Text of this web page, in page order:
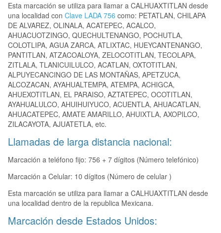
Esta marcación se utiliza para llamar a CALHUAXTITLAN desde
una localidad con Clave LADA 756 como: PETATLAN, CHILAPA
DE ALVAREZ, OLINALA, ACATEPEC, ACALCO,
AHUACUOTZINGO, QUECHULTENANGO, POCHUTLA,
COLOTLIPA, AGUA ZARCA, ATLIXTAC, HUEYCANTENANGO,
PANTITLAN, ATZACOALOYA, ZELOCOTITLAN, TECOLAPA,
ZITLALA, TLANICUILULCO, ACATLAN, OXTOTITLAN,
ALPUYECANCINGO DE LAS MONTAÑAS, APETZUCA,
ALCOZACAN, AYAHUALTEMPA, ATEMPA, ACHIGCA,
AHUEXOTITLAN, EL PARAISO, AZTATEPEC, OCOTITLAN,
AYAHUALULCO, AHUIHUIYUCO, ACUENTLA, AHUACATLAN,
AHUACATEPEC, AMATE AMARILLO, AHUIXTLA, AXOPILCO,
ZILACAYOTA, AJUATETLA, etc.
Llamadas de larga distancia nacional:
Marcación a teléfono fijo: 756 + 7 dígitos (Número telefónico)
Marcación a Celular: 10 dígitos (Número de celular )
Esta marcación se utiliza para llamar a CALHUAXTITLAN desde
una localidad dentro de la republica Mexicana.
Marcación desde Estados Unidos: